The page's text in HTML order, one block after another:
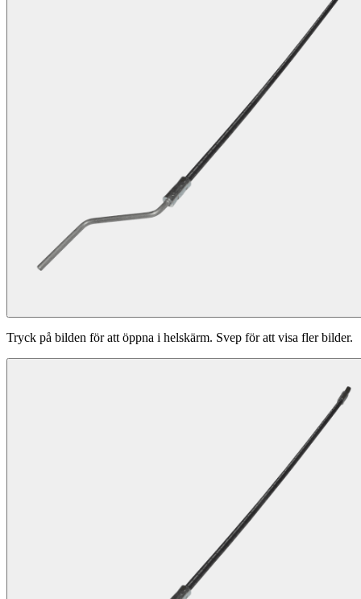
Tryck på bilden för att öppna i helskärm. Svep för att visa fler bilder.